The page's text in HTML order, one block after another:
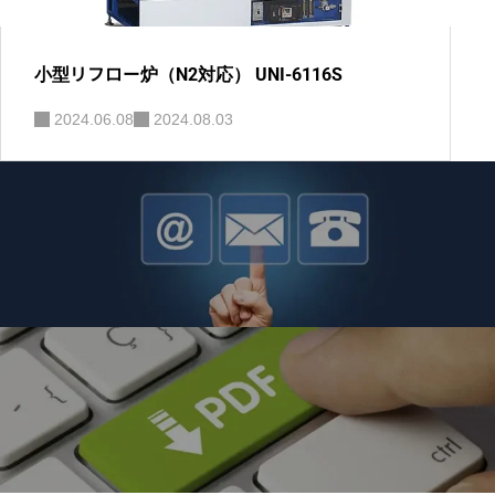
小型リフロー炉（N2対応） UNI-6116S
2024.06.08 2024.08.03
製品に関するお問い合わせ
小型リフロー炉・乾燥・硬化炉に関するお問い合わ
せはこちら